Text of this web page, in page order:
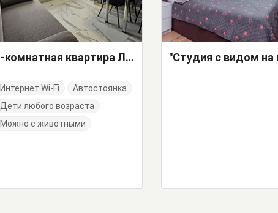
1-комнатная квартира Ленина 290/6
Интернет Wi-Fi
Автостоянка
Дети любого возраста
Можно с животными